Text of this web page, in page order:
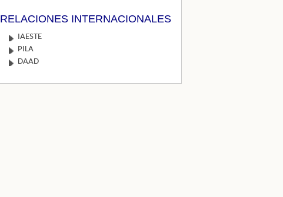
RELACIONES INTERNACIONALES
IAESTE
PILA
DAAD